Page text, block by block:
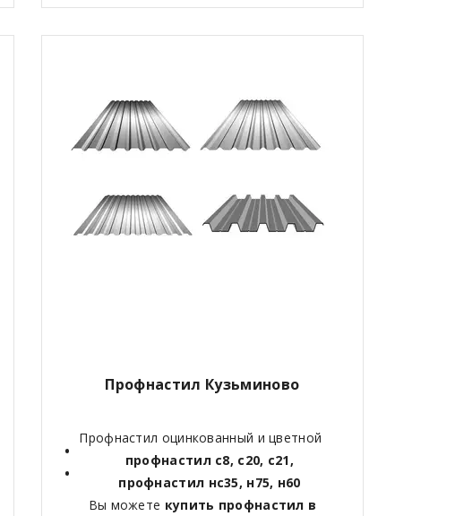
Профнастил Кузьминово
Профнастил оцинкованный и цветной
профнастил с8, с20, с21,
профнастил нс35, н75, н60
Вы можете купить профнастил в